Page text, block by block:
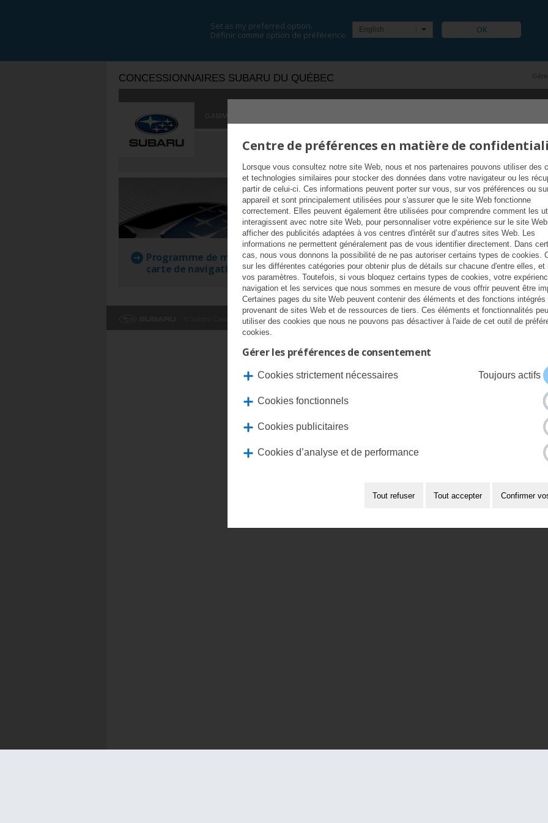
Set as my preferred option.
Définir comme option de préférence.
English
CONCESSIONNAIRES SUBARU DU QUÉBEC
GAMME DE MODÈLES
Programme de mise à jour de
carte de navigation Subaru
© Subaru Canada, Inc. 2026. Tous droits réservés. Accessibilité|
Centre de préférences en matière de
Lorsque vous consultez notre site Web, nous et nos partenaires pouvons utiliser des
et technologies similaires pour stocker des données dans votre navigateur ou les
partir de celui-ci. Ces informations peuvent porter sur vous, sur vos préférences ou
appareil et sont principalement utilisées pour s'assurer que le site Web fonctionne
correctement. Elles peuvent également être utilisées pour comprendre comment les
interagissent avec notre site Web, pour personnaliser votre expérience sur le site
afficher des publicités adaptées à vos centres d'intérêt sur d’autres sites Web. Les
informations ne permettent généralement pas de vous identifier directement. Dans
cas, nous vous donnons la possibilité de ne pas autoriser certains types de cookies.
sur les différentes catégories pour obtenir plus de détails sur chacune d'entre elles, et
vos paramètres. Toutefois, si vous bloquez certains types de cookies, votre
navigation et les services que nous sommes en mesure de vous offrir peuvent être
Certaines pages du site Web peuvent contenir des éléments et des fonctions intégrés
provenant de sites Web et de ressources de tiers. Ces éléments et fonctionnalités
utiliser des cookies que nous ne pouvons pas désactiver à l'aide de cet outil de
cookies.
Gérer les préférences de consentement
Cookies strictement nécessaires Toujours actifs
Cookies fonctionnels
Cookies publicitaires
Cookies d’analyse et de performance
Tout refuser Tout accepter Confirmer